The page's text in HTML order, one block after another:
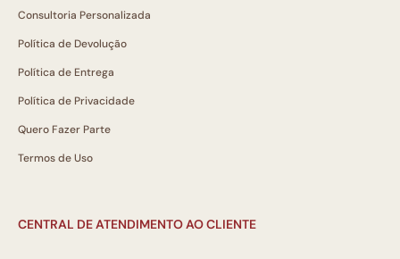
Consultoria Personalizada
Política de Devolução
Política de Entrega
Política de Privacidade
Quero Fazer Parte
Termos de Uso
CENTRAL DE ATENDIMENTO AO CLIENTE